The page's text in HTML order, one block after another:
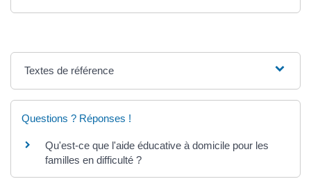
Textes de référence
Questions ? Réponses !
Qu'est-ce que l'aide éducative à domicile pour les
familles en difficulté ?